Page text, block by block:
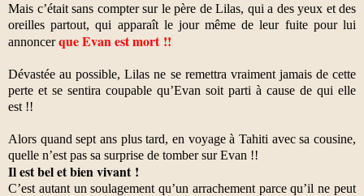
Mais c’était sans compter sur le père de Lilas, qui a des yeux et des
oreilles partout, qui apparaît le jour même de leur fuite pour lui
annoncerque Evan est mort !!
Dévastée au possible, Lilas ne se remettra vraiment jamais de cette
perte et se sentira coupable qu’Evan soit parti à cause de qui elle
est !!
Alors quand sept ans plus tard, en voyage à Tahiti avec sa cousine,
quelle n’est pas sa surprise de tomber sur Evan !!
Il est bel et bien vivant !
C’est autant un soulagement qu’un arrachement parce qu’il ne peut